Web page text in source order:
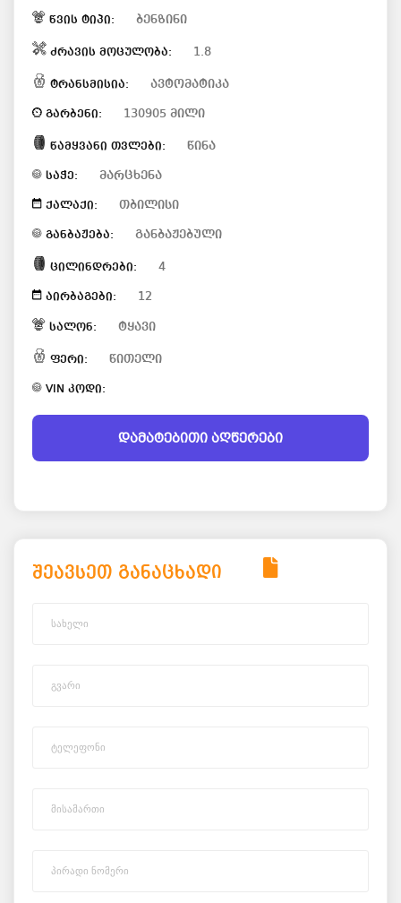
წვის ტიპი: ბენზინი
ძრავის მოცულობა: 1.8
ტრანსმისია: ავტომატიკა
გარბენი: 130905 მილი
წამყვანი თვლები: წინა
საჭე: მარცხენა
ქალაქი: თბილისი
განბაჟება: განბაჟებული
ცილინდრები: 4
აირბაგები: 12
სალონ: ტყავი
ფერი: წითელი
VIN კოდი:
დამატებითი აღწერები
შეავსეთ განაცხადი